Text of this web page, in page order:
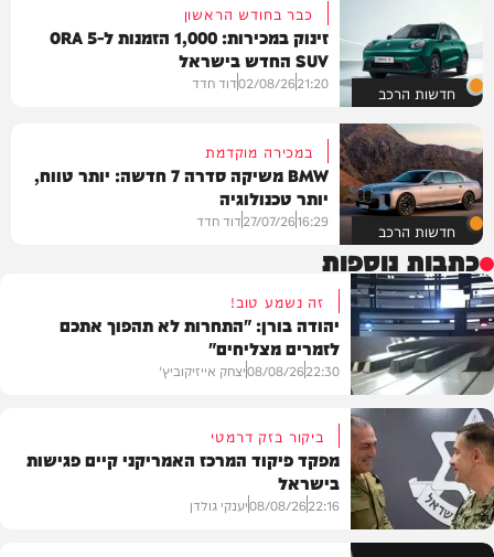
חדשות הרכב
כבר בחודש הראשון
זינוק במכירות: 1,000 הזמנות ל-ORA 5
SUV החדש בישראל
21:20
02/08/26דוד חדד
חדשות הרכב
במכירה מוקדמת
BMW משיקה סדרה 7 חדשה: יותר טווח,
יותר טכנולוגיה
16:29
27/07/26דוד חדד
כתבות נוספות
חדשות
זה נשמע טוב!
יהודה בורן: "התחרות לא תהפוך אתכם
לזמרים מצליחים"
22:30
08/08/26יצחק אייזיקוביץ'
ביקור בזק דרמטי
מפקד פיקוד המרכז האמריקני קיים פגישות
בישראל
22:16
08/08/26יענקי גולדן